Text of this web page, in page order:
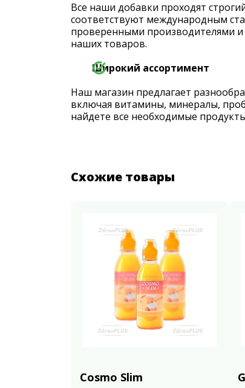
Все наши добавки проходят
соответствуют международным
проверенными производителями и
наших товаров.
Широкий ассортимент
Наш магазин предлагает
включая витамины, минералы,
найдете все необходимые
Схожие товары
Cosmo Slim